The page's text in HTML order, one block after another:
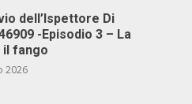
dell’Ispettore Di
-Episodio 3 – La
fango
2026